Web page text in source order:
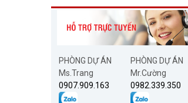
PHÒNG DỰ ÁN
Ms.Trang
0907.909.163
PHÒNG DỰ ÁN
Mr.Cường
0982.339.350